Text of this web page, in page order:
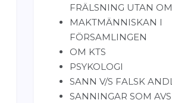
FRÄLSNING UTAN
MAKTMÄNNISKAN I
FÖRSAMLINGEN
OM KTS
PSYKOLOGI
SANN V/S FALSK
SANNINGAR SOM